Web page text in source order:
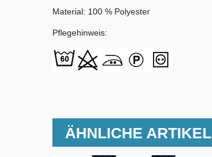
Material: 100 % Polyester
Pflegehinweis:
ÄHNLICHE ARTIKEL